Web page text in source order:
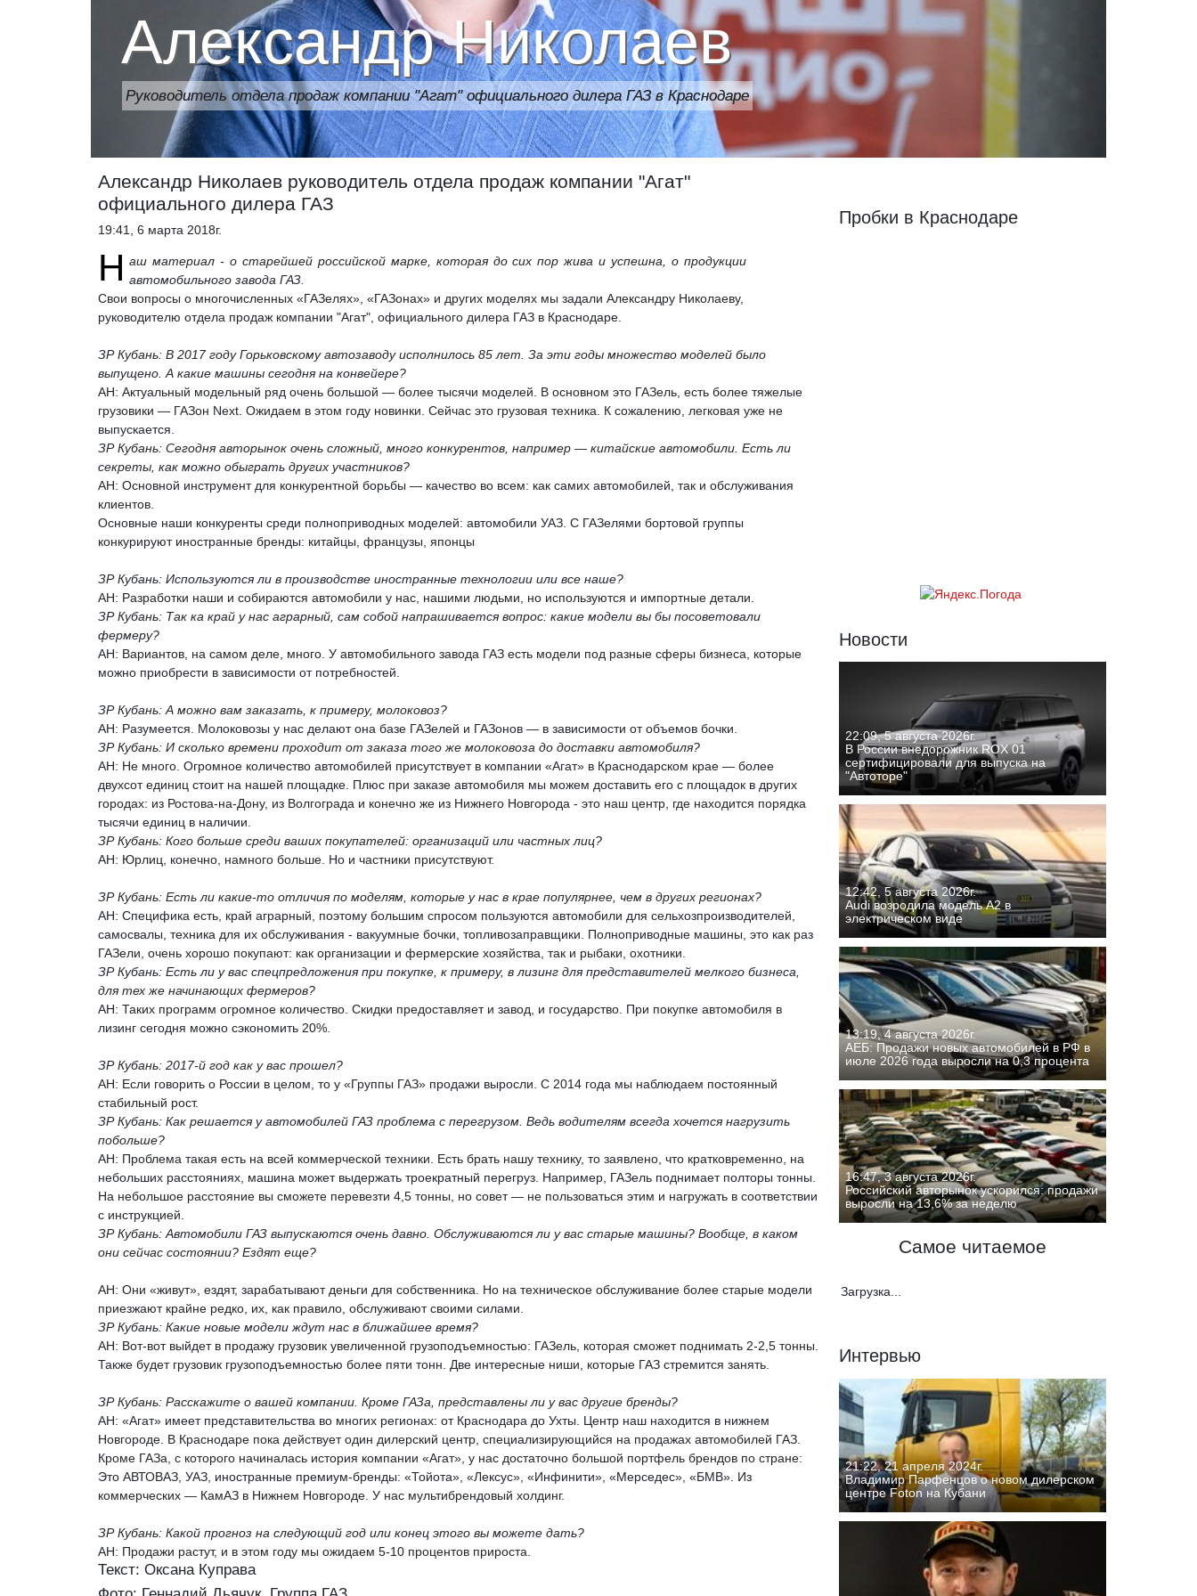
Александр Николаев
Руководитель отдела продаж компании "Агат" официального дилера ГАЗ в Краснодаре
Александр Николаев руководитель отдела продаж компании "Агат"
официального дилера ГАЗ
19:41, 6 марта 2018г.
Н аш материал - о старейшей российской марке, которая до сих пор жива и успешна, о продукции
автомобильного завода ГАЗ.
Свои вопросы о многочисленных «ГАЗелях», «ГАЗонах» и других моделях мы задали Александру Николаеву,
руководителю отдела продаж компании "Агат", официального дилера ГАЗ в Краснодаре.
ЗР Кубань: В 2017 году Горьковскому автозаводу исполнилось 85 лет. За эти годы множество моделей было
выпущено. А какие машины сегодня на конвейере?
АН: Актуальный модельный ряд очень большой — более тысячи моделей. В основном это ГАЗель, есть более тяжелые
грузовики — ГАЗон Next. Ожидаем в этом году новинки. Сейчас это грузовая техника. К сожалению, легковая уже не
выпускается.
ЗР Кубань: Сегодня авторынок очень сложный, много конкурентов, например — китайские автомобили. Есть ли
секреты, как можно обыграть других участников?
АН: Основной инструмент для конкурентной борьбы — качество во всем: как самих автомобилей, так и обслуживания
клиентов.
Основные наши конкуренты среди полноприводных моделей: автомобили УАЗ. С ГАЗелями бортовой группы
конкурируют иностранные бренды: китайцы, французы, японцы
ЗР Кубань: Используются ли в производстве иностранные технологии или все наше?
АН: Разработки наши и собираются автомобили у нас, нашими людьми, но используются и импортные детали.
ЗР Кубань: Так ка край у нас аграрный, сам собой напрашивается вопрос: какие модели вы бы посоветовали
фермеру?
АН: Вариантов, на самом деле, много. У автомобильного завода ГАЗ есть модели под разные сферы бизнеса, которые
можно приобрести в зависимости от потребностей.
ЗР Кубань: А можно вам заказать, к примеру, молоковоз?
АН: Разумеется. Молоковозы у нас делают она базе ГАЗелей и ГАЗонов — в зависимости от объемов бочки.
ЗР Кубань: И сколько времени проходит от заказа того же молоковоза до доставки автомобиля?
АН: Не много. Огромное количество автомобилей присутствует в компании «Агат» в Краснодарском крае — более
двухсот единиц стоит на нашей площадке. Плюс при заказе автомобиля мы можем доставить его с площадок в других
городах: из Ростова-на-Дону, из Волгограда и конечно же из Нижнего Новгорода - это наш центр, где находится порядка
тысячи единиц в наличии.
ЗР Кубань: Кого больше среди ваших покупателей: организаций или частных лиц?
АН: Юрлиц, конечно, намного больше. Но и частники присутствуют.
ЗР Кубань: Есть ли какие-то отличия по моделям, которые у нас в крае популярнее, чем в других регионах?
АН: Специфика есть, край аграрный, поэтому большим спросом пользуются автомобили для сельхозпроизводителей,
самосвалы, техника для их обслуживания - вакуумные бочки, топливозаправщики. Полноприводные машины, это как раз
ГАЗели, очень хорошо покупают: как организации и фермерские хозяйства, так и рыбаки, охотники.
ЗР Кубань: Есть ли у вас спецпредложения при покупке, к примеру, в лизинг для представителей мелкого бизнеса,
для тех же начинающих фермеров?
АН: Таких программ огромное количество. Скидки предоставляет и завод, и государство. При покупке автомобиля в
лизинг сегодня можно сэкономить 20%.
ЗР Кубань: 2017-й год как у вас прошел?
АН: Если говорить о России в целом, то у «Группы ГАЗ» продажи выросли. С 2014 года мы наблюдаем постоянный
стабильный рост.
ЗР Кубань: Как решается у автомобилей ГАЗ проблема с перегрузом. Ведь водителям всегда хочется нагрузить
побольше?
АН: Проблема такая есть на всей коммерческой техники. Есть брать нашу технику, то заявлено, что кратковременно, на
небольших расстояниях, машина может выдержать троекратный перегруз. Например, ГАЗель поднимает полторы тонны.
На небольшое расстояние вы сможете перевезти 4,5 тонны, но совет — не пользоваться этим и нагружать в соответствии
с инструкцией.
ЗР Кубань: Автомобили ГАЗ выпускаются очень давно. Обслуживаются ли у вас старые машины? Вообще, в каком
они сейчас состоянии? Ездят еще?
АН: Они «живут», ездят, зарабатывают деньги для собственника. Но на техническое обслуживание более старые модели
приезжают крайне редко, их, как правило, обслуживают своими силами.
ЗР Кубань: Какие новые модели ждут нас в ближайшее время?
АН: Вот-вот выйдет в продажу грузовик увеличенной грузоподъемностью: ГАЗель, которая сможет поднимать 2-2,5 тонны.
Также будет грузовик грузоподъемностью более пяти тонн. Две интересные ниши, которые ГАЗ стремится занять.
ЗР Кубань: Расскажите о вашей компании. Кроме ГАЗа, представлены ли у вас другие бренды?
АН: «Агат» имеет представительства во многих регионах: от Краснодара до Ухты. Центр наш находится в нижнем
Новгороде. В Краснодаре пока действует один дилерский центр, специализирующийся на продажах автомобилей ГАЗ.
Кроме ГАЗа, с которого начиналась история компании «Агат», у нас достаточно большой портфель брендов по стране:
Это АВТОВАЗ, УАЗ, иностранные премиум-бренды: «Тойота», «Лексус», «Инфинити», «Мерседес», «БМВ». Из
коммерческих — КамАЗ в Нижнем Новгороде. У нас мультибрендовый холдинг.
ЗР Кубань: Какой прогноз на следующий год или конец этого вы можете дать?
АН: Продажи растут, и в этом году мы ожидаем 5-10 процентов прироста.
Текст: Оксана Куправа
Пробки в Краснодаре
Новости
22:09, 5 августа 2026г.
В России внедорожник ROX 01
сертифицировали для выпуска на
"Автоторе"
12:42, 5 августа 2026г.
Audi возродила модель A2 в
электрическом виде
13:19, 4 августа 2026г.
АЕБ: Продажи новых автомобилей в РФ в
июле 2026 года выросли на 0,3 процента
16:47, 3 августа 2026г.
Российский авторынок ускорился: продажи
выросли на 13,6% за неделю
Самое читаемое
Загрузка...
Интервью
21:22, 21 апреля 2024г.
Владимир Парфенцов о новом дилерском
центре Foton на Кубани